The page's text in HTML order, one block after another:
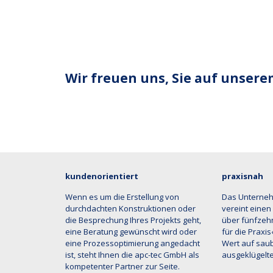
Wir freuen uns, Sie auf
kundenorientiert
Wenn es um die Erstellung von
durchdachten Konstruktionen oder
die Besprechung Ihres Projekts geht,
eine Beratung gewünscht wird oder
eine Prozessoptimierung angedacht
ist, steht Ihnen die apc-tec GmbH als
kompetenter Partner zur Seite.
praxisnah
Das
vereint
über
für die
Wert auf